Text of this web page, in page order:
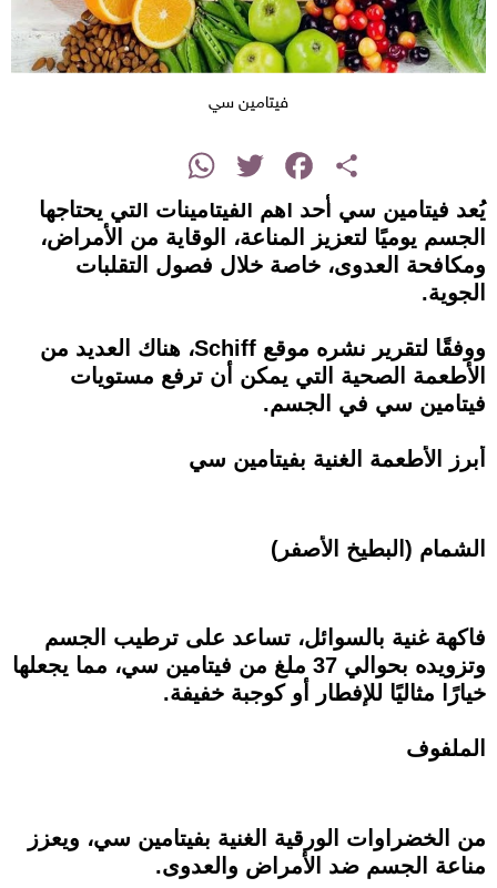
فيتامين سي
Share
Facebook
Twitter
WhatsApp
يُعد فيتامين سي أحد أهم الفيتامينات التي يحتاجها
الجسم يوميًا لتعزيز المناعة، الوقاية من الأمراض،
ومكافحة العدوى، خاصة خلال فصول التقلبات
الجوية.
ووفقًا لتقرير نشره موقع Schiff، هناك العديد من
الأطعمة الصحية التي يمكن أن ترفع مستويات
فيتامين سي في الجسم.
أبرز الأطعمة الغنية بفيتامين سي
الشمام (البطيخ الأصفر)
فاكهة غنية بالسوائل، تساعد على ترطيب الجسم
وتزويده بحوالي 37 ملغ من فيتامين سي، مما يجعلها
خيارًا مثاليًا للإفطار أو كوجبة خفيفة.
الملفوف
من الخضراوات الورقية الغنية بفيتامين سي، ويعزز
مناعة الجسم ضد الأمراض والعدوى.